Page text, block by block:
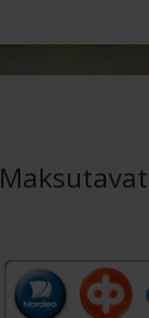
Maksutavat